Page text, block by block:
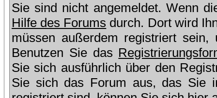
Sie sind nicht angemeldet. Wenn
Hilfe des Forums durch. Dort wird
müssen außerdem registriert
Benutzen Sie das
Sie sich ausführlich über den
Sie sich das Forum aus, das Sie